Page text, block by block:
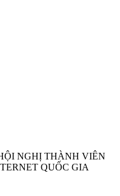
NGHỊ THÀNH VIÊN
QUỐC GIA